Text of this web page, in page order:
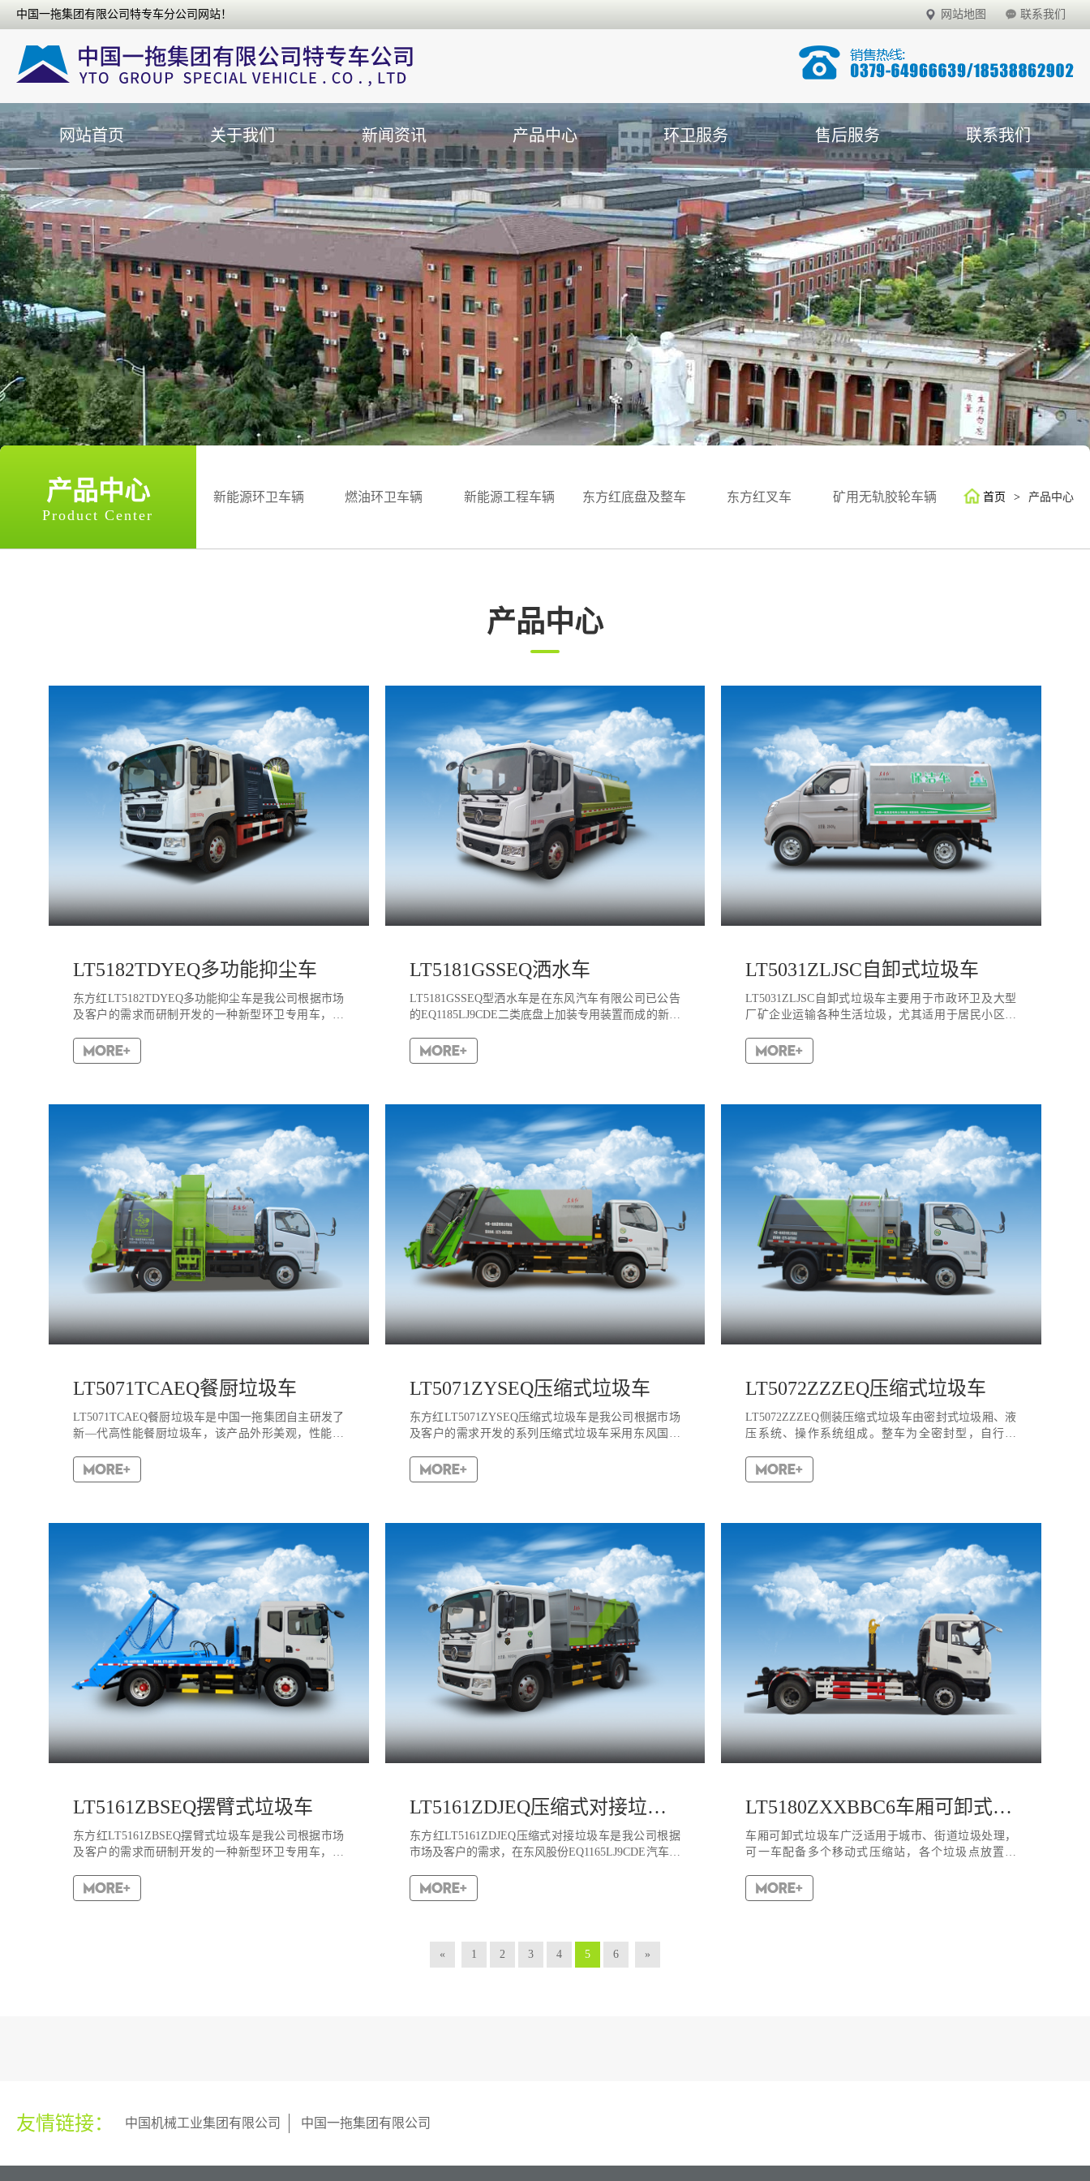
中国一拖集团有限公司特专车分公司网站！ 网站地图 联系我们
中
国
一
拖
集
团
有
限
公
司
特
网站首页 关于我们 新闻资讯 产品中心 环卫服务 售后服务 联系我们
产品中心
Product Center
新能源环卫车辆 燃油环卫车辆 新能源工程车辆 东方红底盘及整车 东方红叉车 矿用无轨胶轮车辆 首页 > 产品中心
产品中心
LT5182TDYEQ多功能抑尘车
东方红LT5182TDYEQ多功能抑尘车是我公司根据市场
及客户的需求而研制开发的一种新型环卫专用车，该
发动机采用康明斯发动机，整车排放低，环保、节
能。该车利用...
LT5181GSSEQ洒水车
LT5181GSSEQ型洒水车是在东风汽车有限公司已公告
的EQ1185LJ9CDE二类底盘上加装专用装置而成的新产
2018国Ⅵ排放标准要求,专门用于对路面进行洒水、
冲...
LT5031ZLJSC自卸式垃圾车
LT5031ZLJSC自卸式垃圾车主要用于市政环卫及大型
厂矿企业运输各种生活垃圾，尤其适用于居民小区生
体为密封式设计，不会造成二次污染。1、整车采用国
内知名汽车...
LT5071TCAEQ餐厨垃圾车
LT5071TCAEQ餐厨垃圾车是中国一拖集团自主研发了
新—代高性能餐厨垃圾车，该产品外形美观，性能优
平。主要用于收集与转运餐饮业、宾馆、单位食堂等
产生的餐厨垃...
LT5071ZYSEQ压缩式垃圾车
东方红LT5071ZYSEQ压缩式垃圾车是我公司根据市场
及客户的需求开发的系列压缩式垃圾车采用东风国六
垃圾。该车具有垃圾破碎压实和推挤卸料装置。该装
置使垃圾压...
LT5072ZZZEQ压缩式垃圾车
LT5072ZZZEQ侧装压缩式垃圾车由密封式垃圾厢、液
压系统、操作系统组成。整车为全密封型，自行压
较为彻底的解决了垃圾运输过程中的二次污染的问
题。整车小巧灵...
LT5161ZBSEQ摆臂式垃圾车
东方红LT5161ZBSEQ摆臂式垃圾车是我公司根据市场
及客户的需求而研制开发的一种新型环卫专用车，该
车排放低，环保、节能。适用全国通用垃圾斗，带自
卸功能，液...
LT5161ZDJEQ压缩式对接垃圾车
东方红LT5161ZDJEQ压缩式对接垃圾车是我公司根据
市场及客户的需求，在东风股份EQ1165LJ9CDE汽车二
要用来运载压实后的垃圾块。该车具有良好的密封
性，消...
LT5180ZXXBBC6车厢可卸式垃圾车
车厢可卸式垃圾车广泛适用于城市、街道垃圾处理，
可一车配备多个移动式压缩站，各个垃圾点放置多
以维持数个垃圾收集站的运转，效率高，箱体为密封
式设计，不会造成二...
« 1 2 3 4 5 6 »
友情链接： 中国机械工业集团有限公司 中国一拖集团有限公司